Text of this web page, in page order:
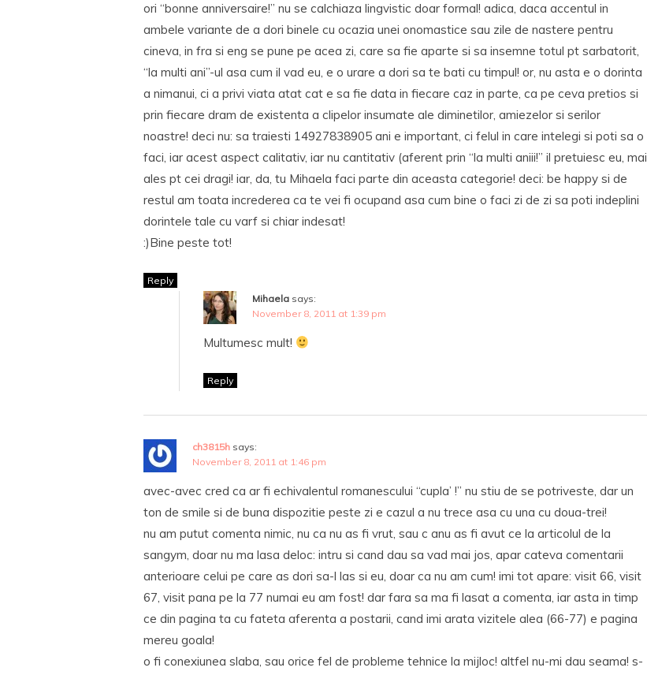
ori “bonne anniversaire!” nu se calchiaza lingvistic doar formal! adica, daca accentul in
ambele variante de a dori binele cu ocazia unei onomastice sau zile de nastere pentru
cineva, in fra si eng se pune pe acea zi, care sa fie aparte si sa insemne totul pt sarbatorit,
“la multi ani”-ul asa cum il vad eu, e o urare a dori sa te bati cu timpul! or, nu asta e o dorinta
a nimanui, ci a privi viata atat cat e sa fie data in fiecare caz in parte, ca pe ceva pretios si
prin fiecare dram de existenta a clipelor insumate ale diminetilor, amiezelor si serilor
noastre! deci nu: sa traiesti 14927838905 ani e important, ci felul in care intelegi si poti sa o
faci, iar acest aspect calitativ, iar nu cantitativ (aferent prin “la multi aniii!” il pretuiesc eu, mai
ales pt cei dragi! iar, da, tu Mihaela faci parte din aceasta categorie! deci: be happy si de
restul am toata increderea ca te vei fi ocupand asa cum bine o faci zi de zi sa poti indeplini
dorintele tale cu varf si chiar indesat!
:)Bine peste tot!
Reply
Mihaela says:
November 8, 2011 at 1:39 pm
Multumesc mult!
Reply
ch3815h says:
November 8, 2011 at 1:46 pm
avec-avec cred ca ar fi echivalentul romanescului “cupla’ !” nu stiu de se potriveste, dar un
ton de smile si de buna dispozitie peste zi e cazul a nu trece asa cu una cu doua-trei!
nu am putut comenta nimic, nu ca nu as fi vrut, sau c anu as fi avut ce la articolul de la
sangym, doar nu ma lasa deloc: intru si cand dau sa vad mai jos, apar cateva comentarii
anterioare celui pe care as dori sa-l las si eu, doar ca nu am cum! imi tot apare: visit 66, visit
67, visit pana pe la 77 numai eu am fost! dar fara sa ma fi lasat a comenta, iar asta in timp
ce din pagina ta cu fateta aferenta a postarii, cand imi arata vizitele alea (66-77) e pagina
mereu goala!
o fi conexiunea slaba, sau orice fel de probleme tehnice la mijloc! altfel nu-mi dau seama! s-